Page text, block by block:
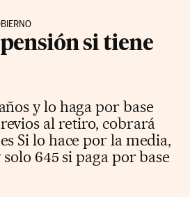
si tiene
y lo haga por base
al retiro, cobrará
Si lo hace por la media,
solo 645 si paga por base